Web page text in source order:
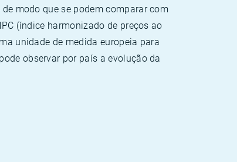
modo que se podem comparar com
(índice harmonizado de preços ao
unidade de medida europeia para
observar por país a evolução da